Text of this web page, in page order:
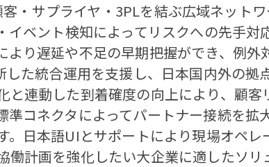
・サプライヤ・3PLを結ぶ広域ネットワ
ベント検知によってリスクへの先手対
り遅延や不足の早期把握ができ、例外
た統合運用を支援し、日本国内外の拠
連動した到着確度の向上により、顧客
コネクタによってパートナー接続を拡
日本語UIとサポートにより現場オペレ
働計画を強化したい大企業に適したソリ